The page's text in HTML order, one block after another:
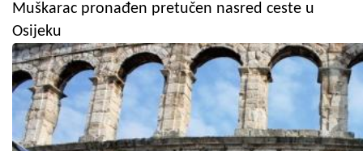
Muškarac pronađen pretučen nasred ceste u
Osijeku